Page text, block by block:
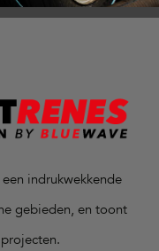
indrukwekkende
gebieden, en toont